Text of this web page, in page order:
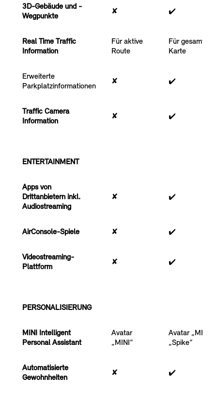
3D-Gebäude und -
Wegpunkte
✘ ✔️
Real Time Traffic
Information
Für aktive
Route
Für gesamte
Karte
Erweiterte
Parkplatzinformationen
✘ ✔️
Traffic Camera
Information
✘ ✔️
ENTERTAINMENT
Apps von
Drittanbietern inkl.
Audiostreaming
✘ ✔️
AirConsole-Spiele ✘ ✔️
Videostreaming-
Plattform
✘ ✔️
PERSONALISIERUNG
MINI Intelligent
Personal Assistant
Avatar
„MINI“
Avatar „MINI“
„Spike“
Automatisierte
Gewohnheiten
✘ ✔️